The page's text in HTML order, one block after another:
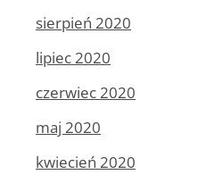
sierpień 2020
lipiec 2020
czerwiec 2020
maj 2020
kwiecień 2020